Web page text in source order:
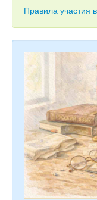
Книги
Игры
Учитель
Правила участия